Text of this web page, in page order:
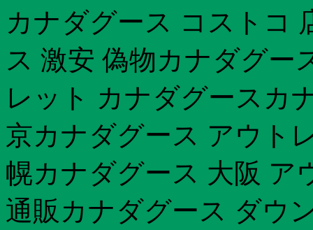
カナダグース コストコ
ス 激安 偽物カナダグー
レット カナダグースカ
京カナダグース アウト
幌カナダグース 大阪 ア
通販カナダグース ダウ